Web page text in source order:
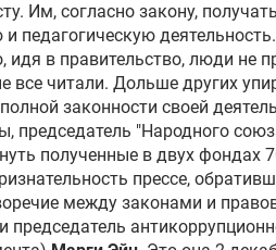
Им, согласно закону,
педагогическую
идя в правительство, люди не
все читали. Дольше других
законности своей
председатель "Народного
полученные в двух фондах
прессе,
между законами и
председатель